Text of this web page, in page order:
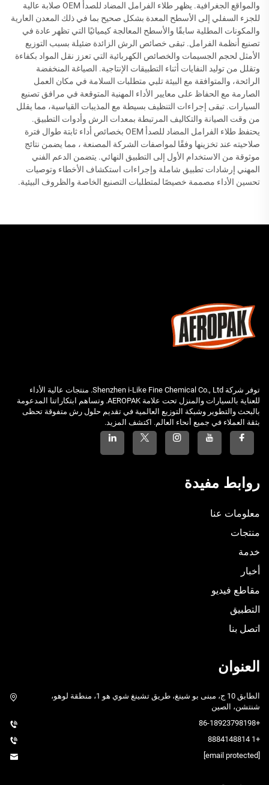
والمواقع الجغرافية. يظهر طلاء الفرامل المضاد للصدأ OEM صلابة عالية
للجزء السفلي إلى الأسطح المعدة بشكل صحيح بما في ذلك المعدن العارية
والمكونات المطلية سابقًا والأسطح المعالجة كيميائيًا التي تظهر عادة في
تصنيع أنظمة الفرامل. تبقى خصائص الرش الزائدة ضئيلة بسبب التوزيع
الأمثل لحجم الجسيمات والخصائص الكهربائية التي تعزز نقل المواد بكفاءة
وتقلل من توليد النفايات أثناء التطبيقات الإنتاجية. الصياغة المنخفضة
الرائحة، والمتوافقة مع البيئة تلبي متطلبات السلامة في مكان العمل
الصارمة مع الحفاظ على معايير الأداء المهنية المتوقعة في مرافق تصنيع
السيارات. تبقى إجراءات التنظيف بسيطة مع المذيبات القياسية، مما يقلل
من وقت الصيانة والتكاليف المرتبطة بمعدات الرش وأدوات التطبيق.
يحتفظ طلاء الفرامل المضاد للصدأ OEM بخصائص أداء ثابتة طوال فترة
صلاحيته عند تخزينها وفقًا لمواصفات الشركة المصنعة ، مما يضمن نتائج
موثوقة من الاستخدام الأول إلى التطبيق النهائي. يتضمن الدعم الفني
المهني إرشادات تطبيق شاملة وإجراءات استكشاف الأخطاء وتوصيات
تحسين الأداء مصممة خصيصًا لمتطلبات التصنيع الخاصة والظروف البيئية.
توفر شركة Shenzhen i-Like Fine Chemical Co., Ltd. منتجات عالية الأداء
للعناية بالسيارات والمنزل تحت علامة AEROPAK. وتساهم ابتكاراتنا المدعومة
بالبحث والتطوير وشبكة التوزيع العالمية في تقديم حلول رش متفوقة تحظى
بثقة العملاء في جميع أنحاء العالم. اكتشف المزيد.
روابط مفيدة
معلومات عنا
منتجات
خدمة
أخبار
مقاطع فيديو
التطبيق
اتصل بنا
العنوان
الطابق 10 ج، مبنى بو شينغ، طريق تشينغ شوي هو 1، منطقة لوهو،
شنتشن، الصين
+86-18923798198
+1 8884148814